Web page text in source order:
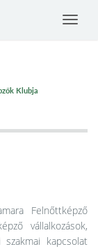
Toggle
Klubja
Felnőttképző
vállalkozások,
kapcsolat